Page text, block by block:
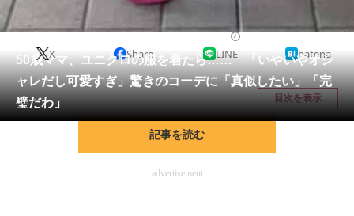
動物 リサーチ
会員記事
メディア
注目記事を集めた総合ページ
50歳ママ、ユニクロの服を着たら…… 「いやいやオシ
ャレだし可愛すぎ」驚きのコーデに「真似したい」「完
璧だわ」
X Share LINE hatena
目次を表示
記事を読む
advertisement